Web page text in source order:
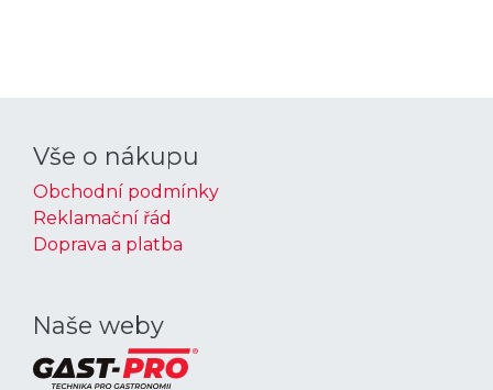
Vše o nákupu
Obchodní podmínky
Reklamační řád
Doprava a platba
Naše weby